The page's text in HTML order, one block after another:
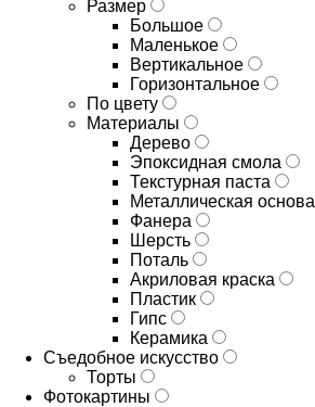
Размер
Большое
Маленькое
Вертикальное
Горизонтальное
По цвету
Материалы
Дерево
Эпоксидная смола
Текстурная паста
Металлическая основа
Фанера
Шерсть
Поталь
Акриловая краска
Пластик
Гипс
Керамика
Съедобное искусство
Торты
Фотокартины